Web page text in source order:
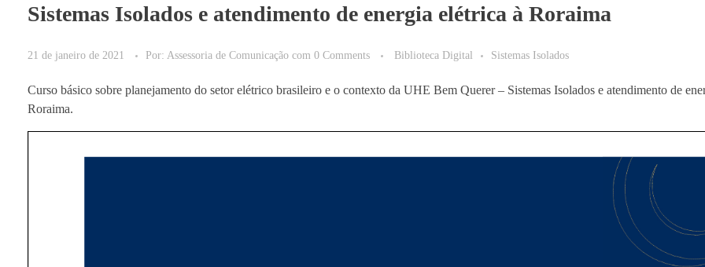
Sistemas Isolados e atendimento de energia elétrica à Roraima
21 de janeiro de 2021 Por: Assessoria de Comunicação com 0 Comments Biblioteca Digital Sistemas Isolados
Curso básico sobre planejamento do setor elétrico brasileiro e o contexto da UHE Bem Querer – Sistemas Isolados e atendimento de
Roraima.